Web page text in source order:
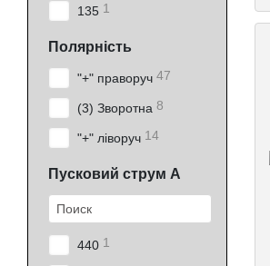
135 1
Полярність
"+" праворуч 47
(3) Зворотна 8
"+" ліворуч 14
Пусковий струм А
440 1